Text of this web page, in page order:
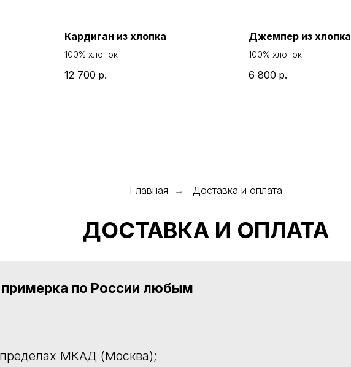
Кардиган из хлопка
100% хлопок
12 700 р.
Джемпер из хлопка
100% хлопок
6 800 р.
Главная → Доставка и оплата
ДОСТАВКА И ОПЛАТА
по России любым
МКАД (Москва);